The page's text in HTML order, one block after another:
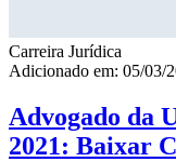
Carreira Jurídica
Adicionado em: 05/03/
Advogado da
2021: Baixar